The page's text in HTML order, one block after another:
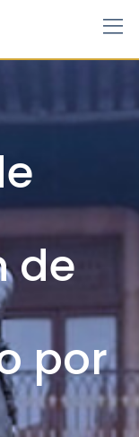
de
por